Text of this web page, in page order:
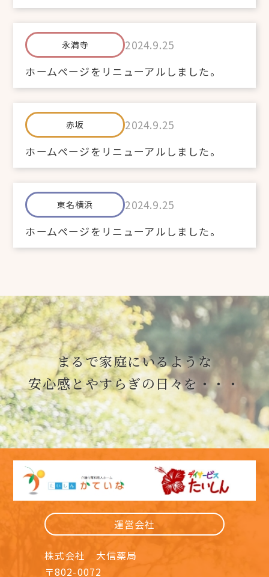
永満寺
2024.9.25
ホームぺージをリニューアルしました。
赤坂
2024.9.25
ホームぺージをリニューアルしました。
東名横浜
2024.9.25
ホームぺージをリニューアルしました。
まるで家庭にいるような
安心感とやすらぎの日々を・・・
運営会社
株式会社 大信薬局
〒802-0072